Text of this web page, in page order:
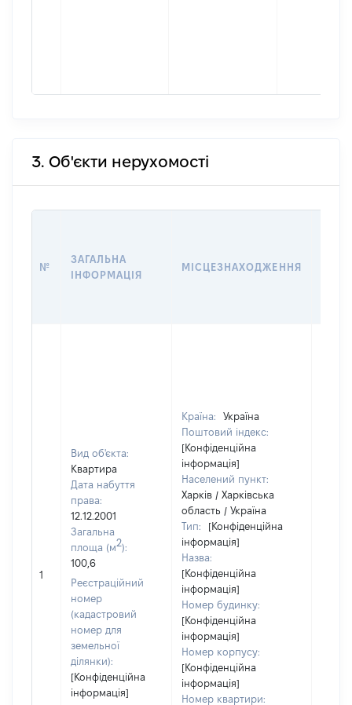
3. Об'єкти нерухомості
№
ЗАГАЛЬНА
ІНФОРМАЦІЯ
МІСЦЕЗНАХОДЖЕННЯ
1
Вид об'єкта:
Квартира
Дата набуття
права:
12.12.2001
Загальна
площа (м2):
100,6
Реєстраційний
номер
(кадастровий
номер для
земельної
ділянки):
[Конфіденційна
інформація]
Країна:
Україна
Поштовий індекс:
[Конфіденційна
інформація]
Населений пункт:
Харків / Харківська
область / Україна
Тип:
[Конфіденційна
інформація]
Назва:
[Конфіденційна
інформація]
Номер будинку:
[Конфіденційна
інформація]
Номер корпусу:
[Конфіденційна
інформація]
Номер квартири: